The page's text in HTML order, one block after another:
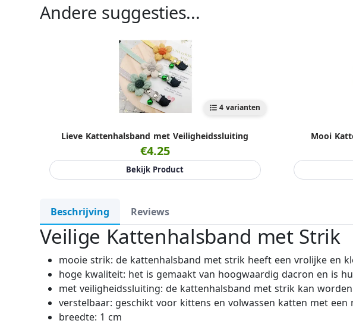
Andere suggesties...
4 varianten
Lieve Kattenhalsband met Veiligheidssluiting
€4.25
Bekijk Product
Mooi
Beschrijving Reviews
Veilige Kattenhalsband met Strik
mooie strik: de kattenhalsband met strik heeft een vrolijke en
hoge kwaliteit: het is gemaakt van hoogwaardig dacron en is
met veiligheidssluiting: de kattenhalsband met strik kan
verstelbaar: geschikt voor kittens en volwassen katten met een
breedte: 1 cm